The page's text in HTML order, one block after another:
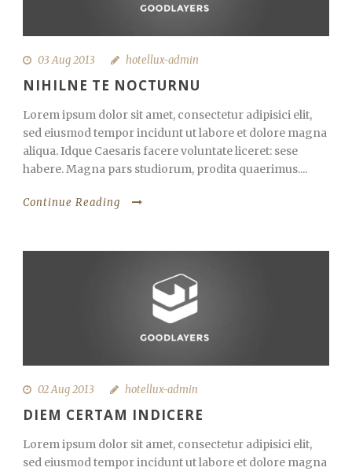
03 Aug 2013 hotellux-admin
NIHILNE TE NOCTURNU
Lorem ipsum dolor sit amet, consectetur adipisici elit,
sed eiusmod tempor incidunt ut labore et dolore magna
aliqua. Idque Caesaris facere voluntate liceret: sese
habere. Magna pars studiorum, prodita quaerimus....
Continue Reading
02 Aug 2013 hotellux-admin
DIEM CERTAM INDICERE
Lorem ipsum dolor sit amet, consectetur adipisici elit,
sed eiusmod tempor incidunt ut labore et dolore magna